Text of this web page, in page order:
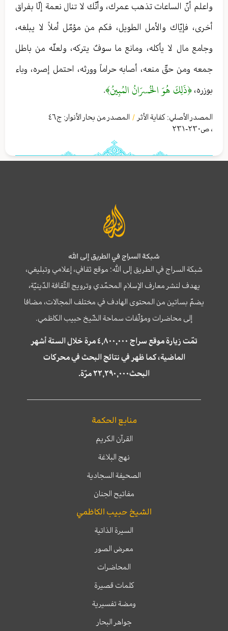
واعلم أنّ الساعات تذهب عمرك، وأنّك لا تنال نعمة إلّا بفراق
أخرى، فإيّاك والأمل الطويل، فكم من مؤمّل أملاً لا يبلغه،
وجامع مال لا يأكله، ومانع ما سوفٌ يتركه، ولعلّه من باطل
جمعه ومن حقّ منعه، أصابه حراماً وورثه، احتمل إصره، وباء
بوزره، ﴿ذَلِكَ هُوَ الخُسرَانُ المُبِينُ﴾.
المصدر الأصلي: كفاية الأثر / المصدر من بحار الأنوار: ج٤٦
، ص٢٣۰-٢٣١
شبكة السراج في الطريق إلى الله
شبكة السراج في الطريق إلى الله؛ موقع ثقافي، إعلامي وتبليغي،
يهدف لنشر معارف الإسلام المحمّدي وترويج الثّقافة الدّينيّة،
يضمّ بساتين من المحتوى الهادف في مختلف المجالات، مضافا
إلى محاضرات ومؤلّفات سماحة الشّيخ حبيب الكاظمي.
تمّت زيارة موقع سراج ٤,٨٠٠,٠٠٠ مرة خلال الستة أشهر
الماضية، كما ظهر في نتائج البحث في محركات
البحث٢٢,٢٩٠,٠٠٠ مرّة.
منابع الحكمة
القرآن الكريم
نهج البلاغة
الصحيفة السجادية
مفاتيح الجنان
الشيخ حبيب الكاظمي
السيرة الذاتية
معرض الصور
المحاضرات
كلمات قصيرة
ومضة تفسيرية
جواهر البحار